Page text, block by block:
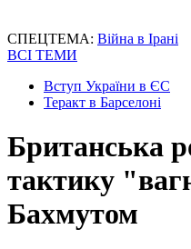
СПЕЦТЕМА: Війна в Ірані
ВСІ ТЕМИ
Вступ України в ЄС
Теракт в Барселоні
Британська
тактику
Бахмутом